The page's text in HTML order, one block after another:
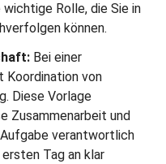
wichtige Rolle, die Sie in
können.
Bei einer
Koordination von
Diese Vorlage
Zusammenarbeit und
verantwortlich
Tag an klar